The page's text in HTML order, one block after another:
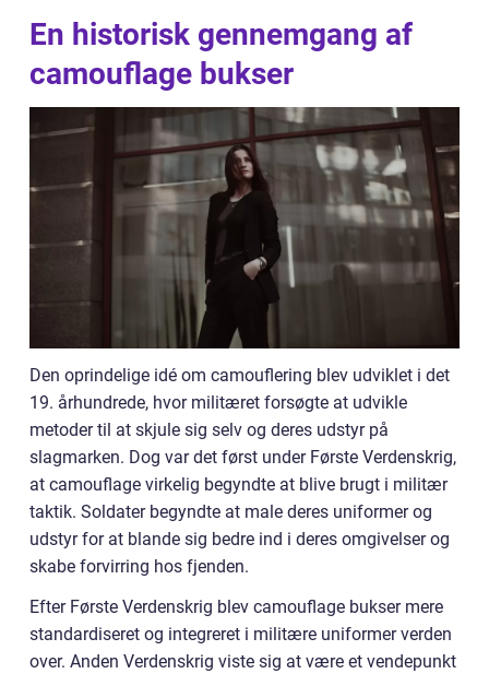
En historisk gennemgang af
camouflage bukser
Den oprindelige idé om camouflering blev udviklet i det
19. århundrede, hvor militæret forsøgte at udvikle
metoder til at skjule sig selv og deres udstyr på
slagmarken. Dog var det først under Første Verdenskrig,
at camouflage virkelig begyndte at blive brugt i militær
taktik. Soldater begyndte at male deres uniformer og
udstyr for at blande sig bedre ind i deres omgivelser og
skabe forvirring hos fjenden.
Efter Første Verdenskrig blev camouflage bukser mere
standardiseret og integreret i militære uniformer verden
over. Anden Verdenskrig viste sig at være et vendepunkt